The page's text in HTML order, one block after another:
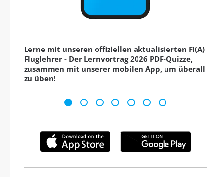
Lerne mit unseren offiziellen aktualisierten FI(A)
Fluglehrer - Der Lernvortrag 2026 PDF-Quizze,
zusammen mit unserer mobilen App, um überall
zu üben!